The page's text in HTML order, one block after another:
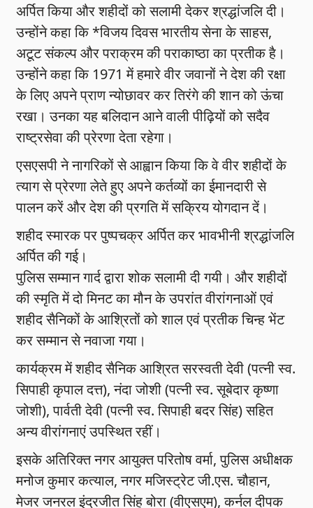
अर्पित किया और शहीदों को सलामी देकर श्रद्धांजलि दी।
उन्होंने कहा कि *विजय दिवस भारतीय सेना के साहस,
अटूट संकल्प और पराक्रम की पराकाष्ठा का प्रतीक है।
उन्होंने कहा कि 1971 में हमारे वीर जवानों ने देश की रक्षा
के लिए अपने प्राण न्योछावर कर तिरंगे की शान को ऊंचा
रखा। उनका यह बलिदान आने वाली पीढ़ियों को सदैव
राष्ट्रसेवा की प्रेरणा देता रहेगा।
एसएसपी ने नागरिकों से आह्वान किया कि वे वीर शहीदों के
त्याग से प्रेरणा लेते हुए अपने कर्तव्यों का ईमानदारी से
पालन करें और देश की प्रगति में सक्रिय योगदान दें।
शहीद स्मारक पर पुष्पचक्र अर्पित कर भावभीनी श्रद्धांजलि
अर्पित की गई।
पुलिस सम्मान गार्द द्वारा शोक सलामी दी गयी। और शहीदों
की स्मृति में दो मिनट का मौन के उपरांत वीरांगनाओं एवं
शहीद सैनिकों के आश्रितों को शाल एवं प्रतीक चिन्ह भेंट
कर सम्मान से नवाजा गया।
कार्यक्रम में शहीद सैनिक आश्रित सरस्वती देवी (पत्नी स्व.
सिपाही कृपाल दत्त), नंदा जोशी (पत्नी स्व. सूबेदार कृष्णा
जोशी), पार्वती देवी (पत्नी स्व. सिपाही बदर सिंह) सहित
अन्य वीरांगनाएं उपस्थित रहीं।
इसके अतिरिक्त नगर आयुक्त परितोष वर्मा, पुलिस अधीक्षक
मनोज कुमार कत्याल, नगर मजिस्ट्रेट जी.एस. चौहान,
मेजर जनरल इंद्रजीत सिंह बोरा (वीएसएम), कर्नल दीपक